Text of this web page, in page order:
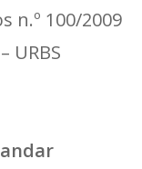
n.º 100/2009
URBS